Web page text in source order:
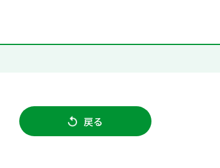
戻る